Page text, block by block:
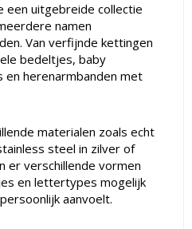
een uitgebreide collectie
namen
Van verfijnde kettingen
bedeltjes, baby
en herenarmbanden met
materialen zoals echt
steel in zilver of
er verschillende vormen
en lettertypes mogelijk
aanvoelt.